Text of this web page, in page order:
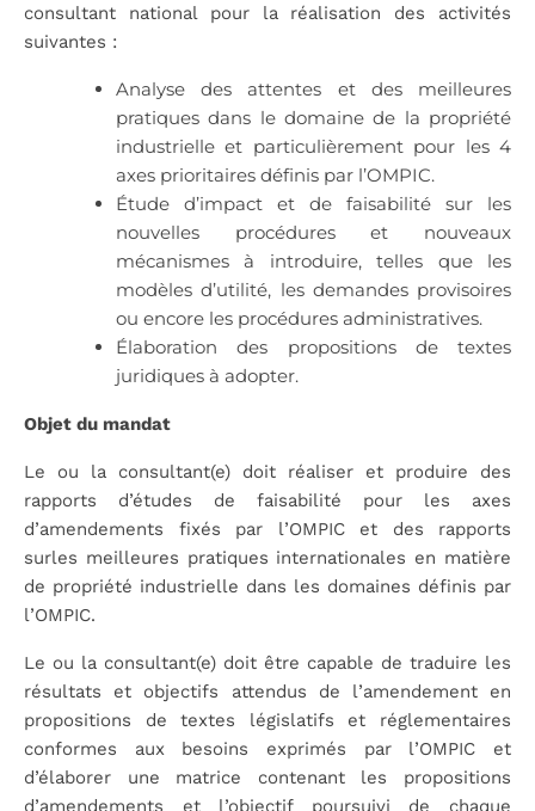
consultant national pour la réalisation des activités
suivantes :
Analyse des attentes et des meilleures
pratiques dans le domaine de la propriété
industrielle et particulièrement pour les 4
axes prioritaires définis par l’OMPIC.
Étude d’impact et de faisabilité sur les
nouvelles procédures et nouveaux
mécanismes à introduire, telles que les
modèles d’utilité, les demandes provisoires
ou encore les procédures administratives.
Élaboration des propositions de textes
juridiques à adopter.
Objet du mandat
Le ou la consultant(e) doit réaliser et produire des
rapports d’études de faisabilité pour les axes
d’amendements fixés par l’OMPIC et des rapports
surles meilleures pratiques internationales en matière
de propriété industrielle dans les domaines définis par
l’OMPIC.
Le ou la consultant(e) doit être capable de traduire les
résultats et objectifs attendus de l’amendement en
propositions de textes législatifs et réglementaires
conformes aux besoins exprimés par l’OMPIC et
d’élaborer une matrice contenant les propositions
d’amendements et l’objectif poursuivi de chaque